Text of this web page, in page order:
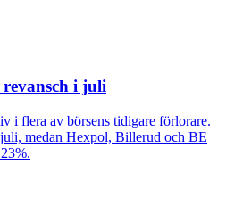
i juli
i flera av börsens tidigare förlorare.
medan Hexpol, Billerud och BE